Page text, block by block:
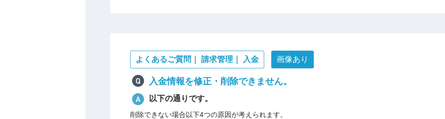
よくあるご質問｜ 請求管理｜ 入金 画像あり
入金情報を修正・削除できません。
以下の通りです。
削除できない場合以下4つの原因が考えられます。